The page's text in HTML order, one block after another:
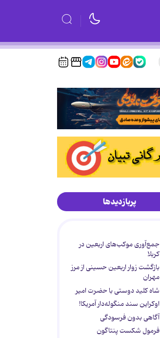
پربازدیدها
جمع‌آوری موکب‌های اربعین در
کربلا
بازگشت زوار اربعین حسینی از مرز
مهران
شاه کلید دوستی با حضرت امیر
اوکراین سند منگوله‌دار آمریکا!
آگاهی بدون فرسودگی
فرمول شکست پنتاگون